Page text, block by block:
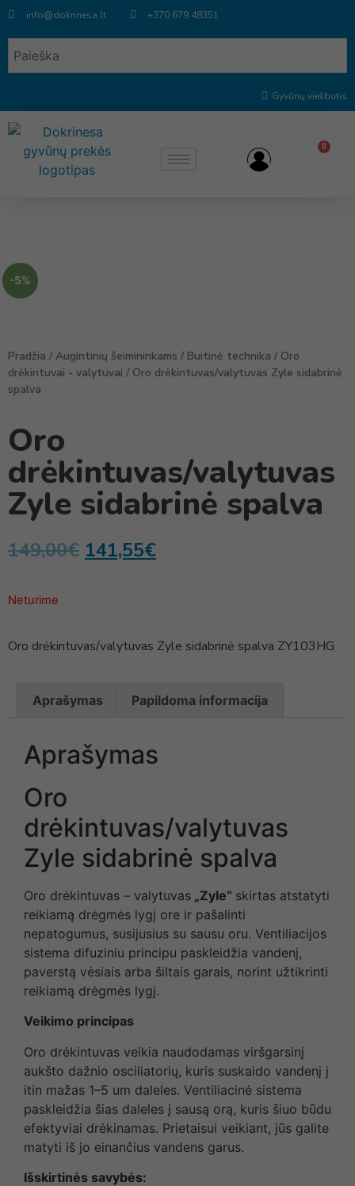
info@dokrinesa.lt +370 679 48351
Gyvūnų viešbutis
0
-5%
Pradžia / Augintinių šeimininkams / Buitinė technika / Oro
drėkintuvai - valytuvai / Oro drėkintuvas/valytuvas Zyle sidabrinė
spalva
Oro
drėkintuvas/valytuvas
Zyle sidabrinė spalva
149,00€ 141,55€
Neturime
Oro drėkintuvas/valytuvas Zyle sidabrinė spalva ZY103HG
Aprašymas Papildoma informacija
Aprašymas
Oro
drėkintuvas/valytuvas
Zyle sidabrinė spalva
Oro drėkintuvas – valytuvas „Zyle“ skirtas atstatyti
reikiamą drėgmės lygį ore ir pašalinti
nepatogumus, susijusius su sausu oru. Ventiliacijos
sistema difuziniu principu paskleidžia vandenį,
paverstą vėsiais arba šiltais garais, norint užtikrinti
reikiamą drėgmės lygį.
Veikimo principas
Oro drėkintuvas veikia naudodamas viršgarsinį
aukšto dažnio osciliatorių, kuris suskaido vandenį į
itin mažas 1–5 um daleles. Ventiliacinė sistema
paskleidžia šias daleles į sausą orą, kuris šiuo būdu
efektyviai drėkinamas. Prietaisui veikiant, jūs galite
matyti iš jo einančius vandens garus.
Išskirtinės savybės: